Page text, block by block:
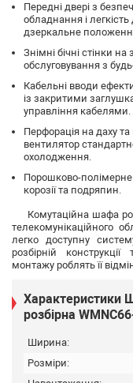
Передні двері з
обладнання і
дзеркальне
Знімні бічні стінки
обслуговування з
Кабельні вводи
із закритими
управління кабелями.
Перфорація на даху
вентилятор
охолодження.
Порошково-полімерне
корозії та подряпин.
Комутаційна шафа
телекомунікаційного
легко доступну
розбірній
монтажу роблять її
Характеристики
розбірна
Ширина:
Розміри: